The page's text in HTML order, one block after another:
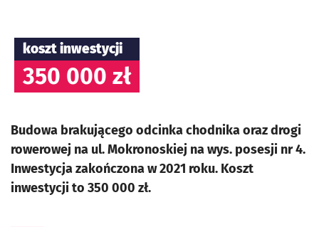
koszt inwestycji
350 000 zł
Budowa brakującego odcinka chodnika oraz drogi
rowerowej na ul. Mokronoskiej na wys. posesji nr 4.
Inwestycja zakończona w 2021 roku. Koszt
inwestycji to 350 000 zł.